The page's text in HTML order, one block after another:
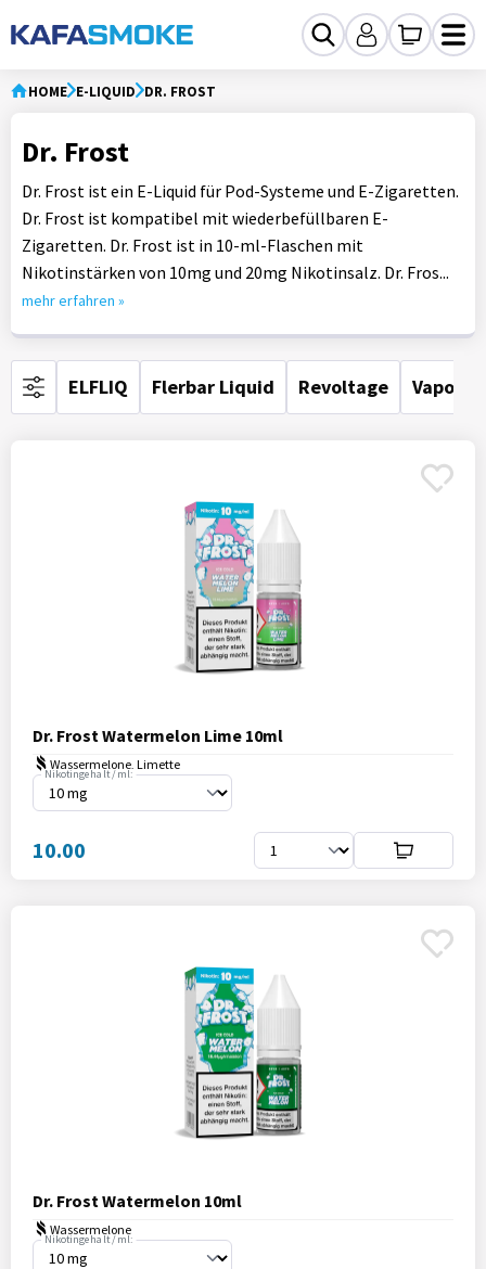
HOME E-LIQUID DR. FROST
Dr. Frost
Dr. Frost ist ein E-Liquid für Pod-Systeme und E-Zigaretten.
Dr. Frost ist kompatibel mit wiederbefüllbaren E-
Zigaretten. Dr. Frost ist in 10-ml-Flaschen mit
Nikotinstärken von 10mg und 20mg Nikotinsalz. Dr. Fros...
mehr erfahren »
ELFLIQ Flerbar Liquid Revoltage
Dr. Frost Watermelon Lime 10ml
Wassermelone, Limette
Nikotingehalt / ml:
10.00
Dr. Frost Watermelon 10ml
Wassermelone
Nikotingehalt / ml: